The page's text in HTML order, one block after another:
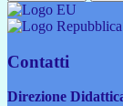
Contatti
Direzione